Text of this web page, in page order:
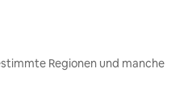
Regionen und manche